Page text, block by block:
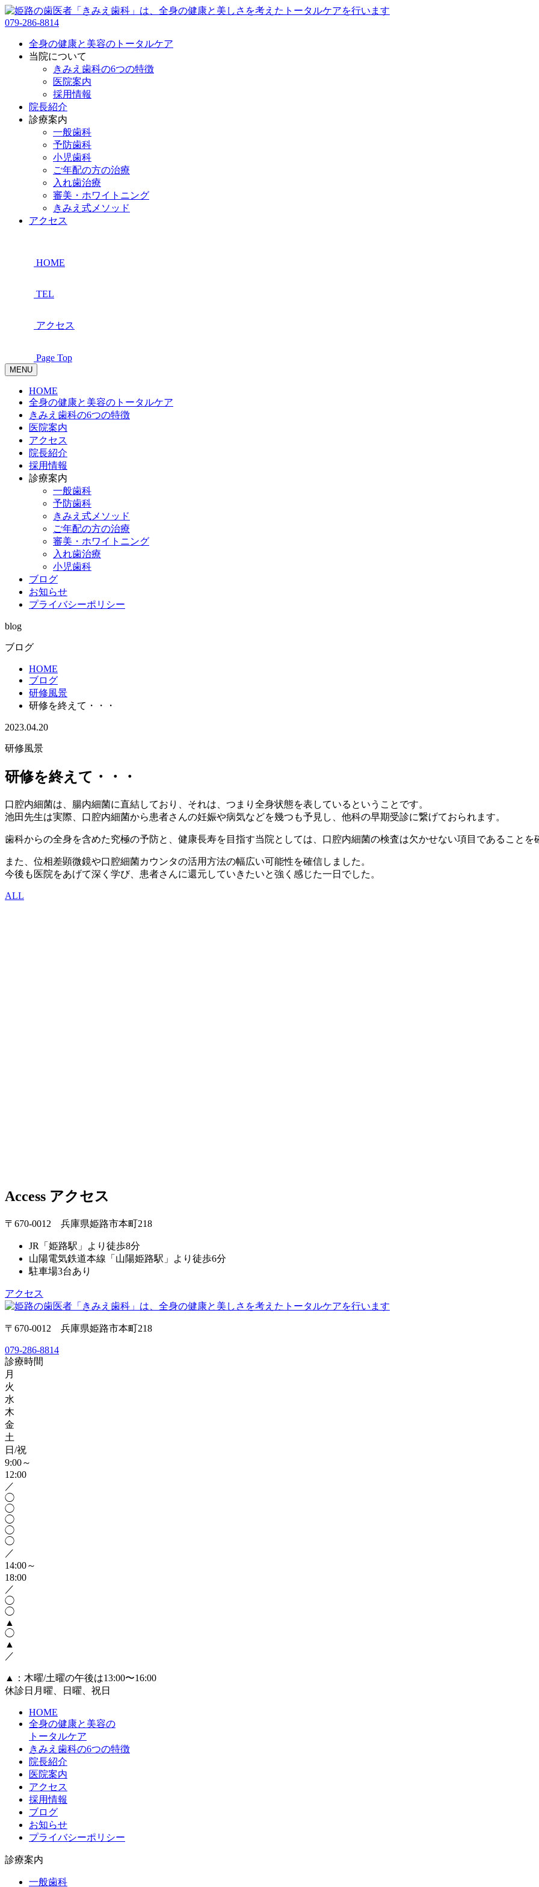
079-286-8814
全身の健康と美容のトータルケア
当院について
きみえ歯科の6つの特徴
医院案内
採用情報
院長紹介
診療案内
一般歯科
予防歯科
小児歯科
ご年配の方の治療
入れ歯治療
審美・ホワイトニング
きみえ式メソッド
アクセス
HOME
TEL
アクセス
Page Top
MENU
HOME
全身の健康と美容のトータルケア
きみえ歯科の6つの特徴
医院案内
アクセス
院長紹介
採用情報
診療案内
一般歯科
予防歯科
きみえ式メソッド
ご年配の方の治療
審美・ホワイトニング
入れ歯治療
小児歯科
ブログ
お知らせ
プライバシーポリシー
blog
ブログ
HOME
ブログ
研修風景
研修を終えて・・・
2023.04.20
研修風景
研修を終えて・・・
口腔内細菌は、腸内細菌に直結しており、それは、つまり全身状態を表しているということです。
池田先生は実際、口腔内細菌から患者さんの妊娠や病気などを幾つも予見し、他科の早期受診に繋げておられます。
歯科からの全身を含めた究極の予防と、健康長寿を目指す当院としては、口腔内細菌の検査は欠かせない項目であることを
また、位相差顕微鏡や口腔細菌カウンタの活用方法の幅広い可能性を確信しました。
今後も医院をあげて深く学び、患者さんに還元していきたいと強く感じた一日でした。
ALL
Access アクセス
〒670-0012 兵庫県姫路市本町218
JR「姫路駅」より徒歩8分
山陽電気鉄道本線「山陽姫路駅」より徒歩6分
駐車場3台あり
アクセス
〒670-0012 兵庫県姫路市本町218
079-286-8814
診療時間
月
火
水
木
金
土
日/祝
9:00～
12:00
／
◯
◯
◯
◯
◯
／
14:00～
18:00
／
◯
◯
▲
◯
▲
／
▲：木曜/土曜の午後は13:00〜16:00
休診日 月曜、日曜、祝日
HOME
全身の健康と美容の
トータルケア
きみえ歯科の6つの特徴
院長紹介
医院案内
アクセス
採用情報
ブログ
お知らせ
プライバシーポリシー
診療案内
一般歯科